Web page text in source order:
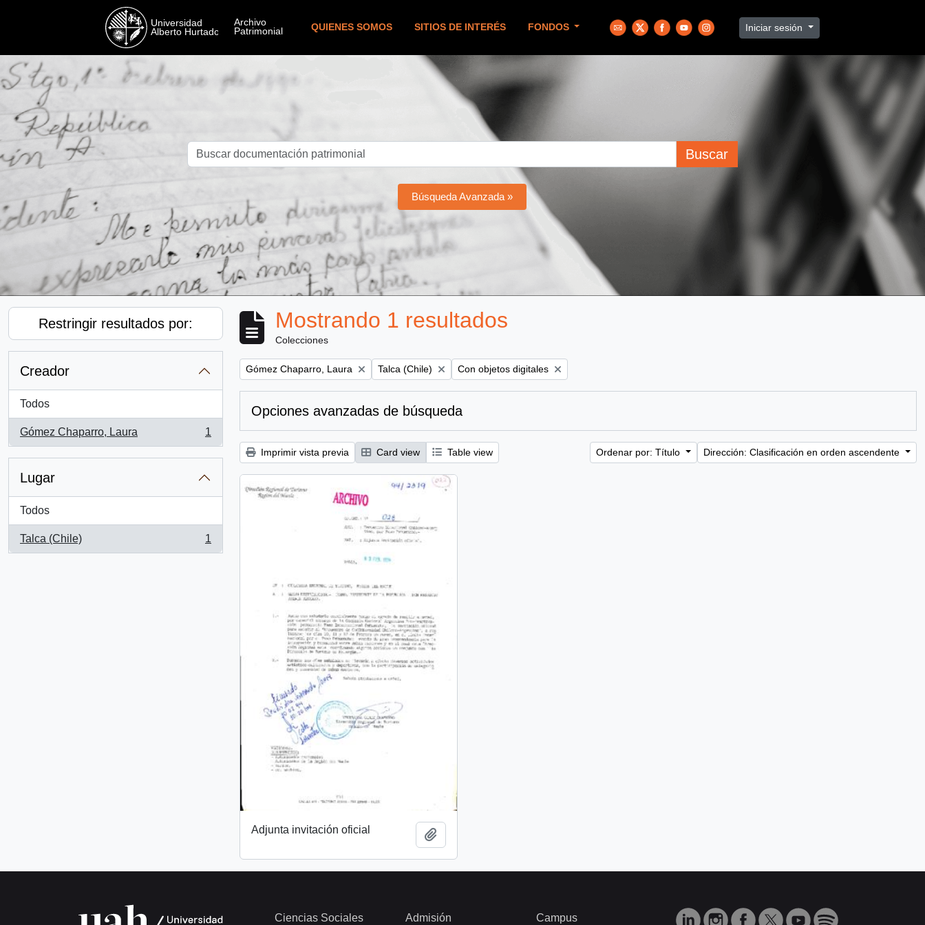
QUIENES SOMOS SITIOS DE INTERÉS FONDOS Iniciar sesión
Buscar
Búsqueda Avanzada »
Restringir resultados por:
Creador
Todos
Gómez Chaparro, Laura
, 1 resultados
1
Lugar
Todos
Talca (Chile)
, 1 resultados
1
Mostrando 1 resultados
Colecciones
Remove filter:
Gómez Chaparro, Laura Remove filter:
Talca (Chile) Remove filter:
Con objetos digitales
Opciones avanzadas de búsqueda
Imprimir vista previa Card view Table view Ordenar por: Título Dirección: Clasificación en orden ascendente
Adjunta invitación oficial
Ciencias Sociales Admisión Campus